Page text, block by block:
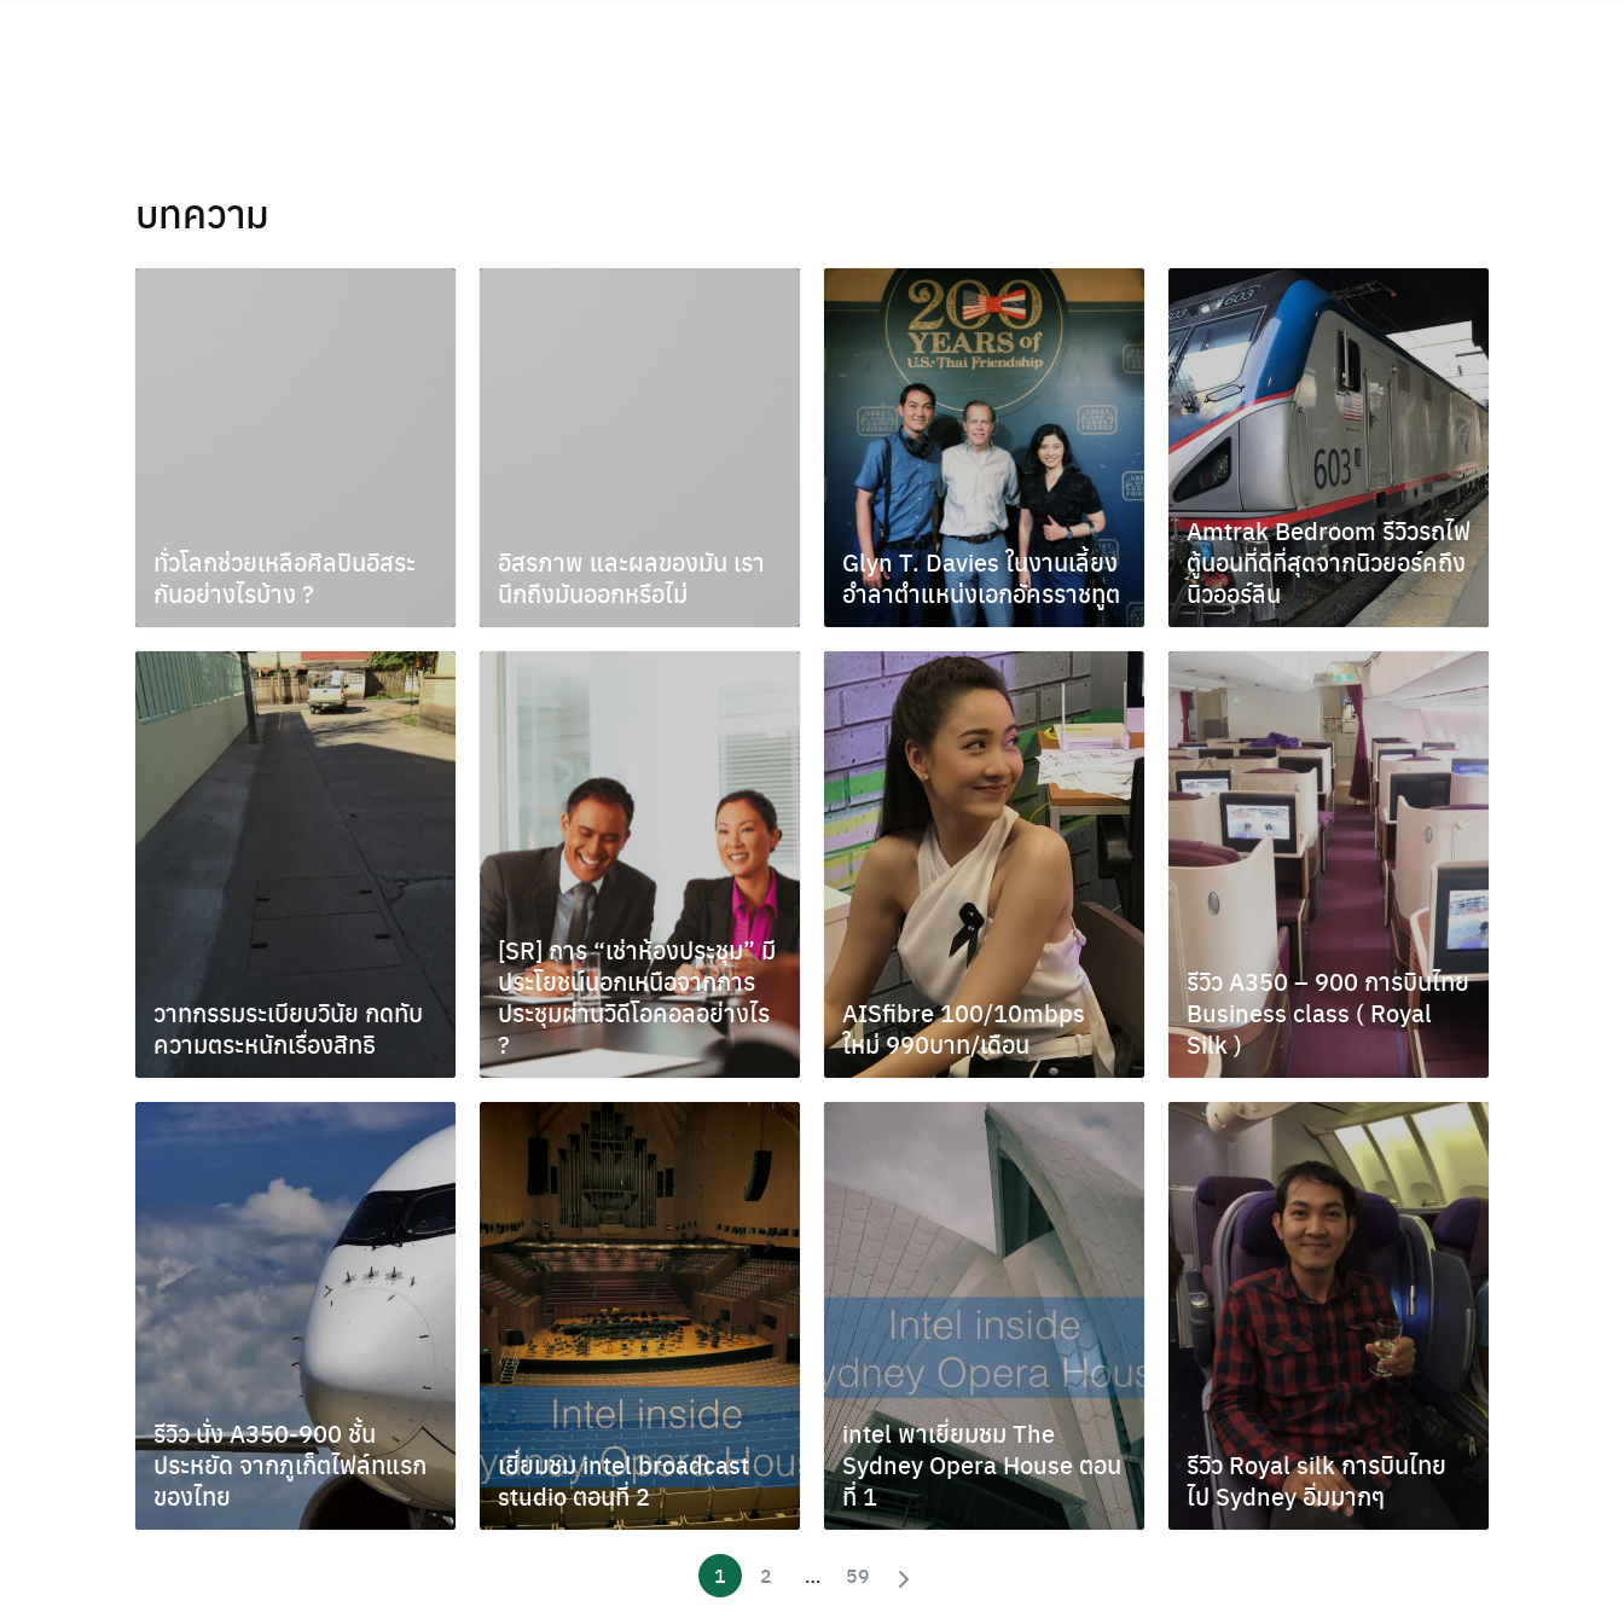
Search
บทความ
ทั่วโลกช่วยเหลือศิลปินอิสระ
กันอย่างไรบ้าง ?
กรกฎาคม 7, 2021
อิสรภาพ และผลของมัน เรา
นึกถึงมันออกหรือไม่
มิถุนายน 17, 2020
Glyn T. Davies ในงานเลี้ยง
อำลาตำแหน่งเอกอัครราชทูต
กันยายน 2, 2018
Amtrak Bedroom รีวิวรถไฟ
ตู้นอนที่ดีที่สุดจากนิวยอร์คถึง
นิวออร์ลีน
เมษายน 3, 2018
วาทกรรมระเบียบวินัย กดทับ
ความตระหนักเรื่องสิทธิ
พฤษภาคม 25, 2017
[SR] การ “เช่าห้องประชุม” มี
ประโยชน์นอกเหนือจากการ
ประชุมผ่านวิดีโอคอลอย่างไร
?
มีนาคม 30, 2017
AISfibre 100/10mbps
ใหม่ 990บาท/เดือน
ธันวาคม 14, 2016
รีวิว A350 – 900 การบินไทย
Business class ( Royal
Silk )
กันยายน 9, 2016
รีวิว นั่ง A350-900 ชั้น
ประหยัด จากภูเก็ตไฟล์ทแรก
ของไทย
เยี่ยมชม intel broadcast
studio ตอนที่ 2
พฤศจิกายน 18, 2015
intel พาเยี่ยมชม The
Sydney Opera House ตอน
ที่ 1
พฤศจิกายน 17, 2015
รีวิว Royal silk การบินไทย
ไป Sydney อิ่มมากๆ
ตุลาคม 20, 2015
1 2 … 59